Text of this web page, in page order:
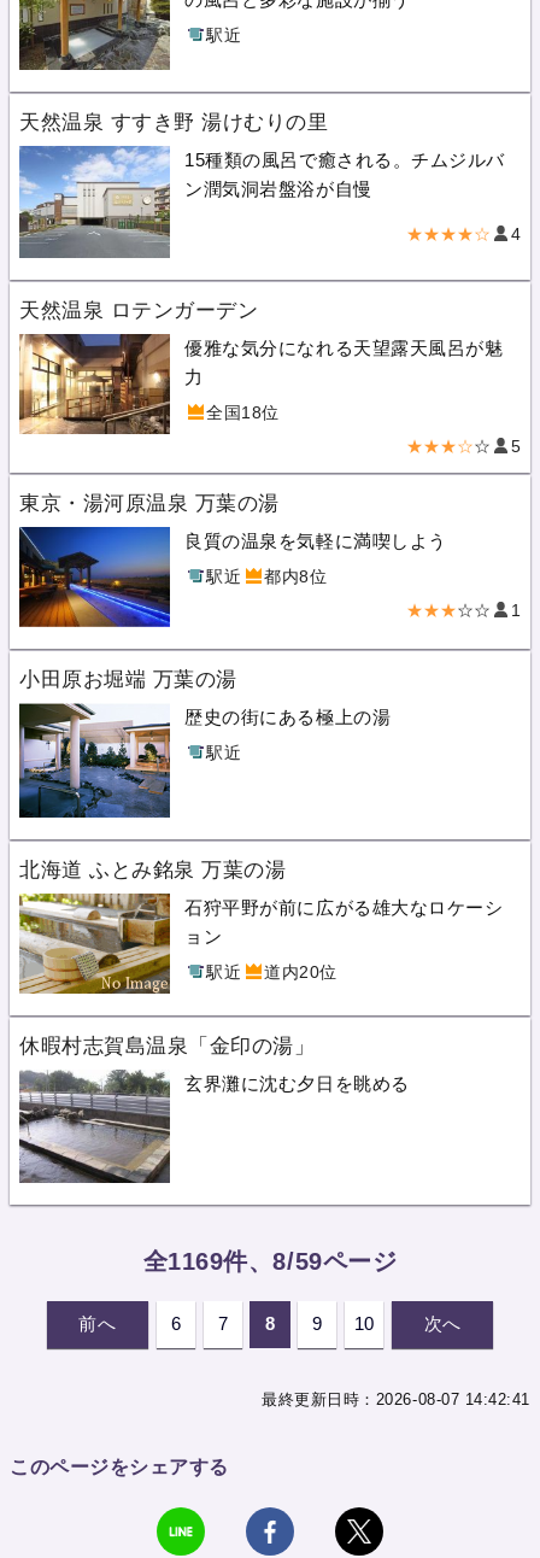
駅近
天然温泉 すすき野 湯けむりの里
15種類の風呂で癒される。チムジルバ
ン潤気洞岩盤浴が自慢
★★★★☆ 4
天然温泉 ロテンガーデン
優雅な気分になれる天望露天風呂が魅
力
全国18位
★★★☆☆ 5
東京・湯河原温泉 万葉の湯
良質の温泉を気軽に満喫しよう
駅近 都内8位
★★★☆☆ 1
小田原お堀端 万葉の湯
歴史の街にある極上の湯
駅近
北海道 ふとみ銘泉 万葉の湯
石狩平野が前に広がる雄大なロケーシ
ョン
駅近 道内20位
休暇村志賀島温泉「金印の湯」
玄界灘に沈む夕日を眺める
全1169件、8/59ページ
前へ 6 7 8 9 10 次へ
最終更新日時：2026-08-07 14:42:41
このページをシェアする